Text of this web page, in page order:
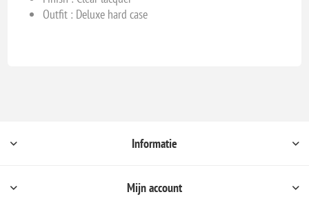
Outfit : Deluxe hard case
Informatie
Mijn account